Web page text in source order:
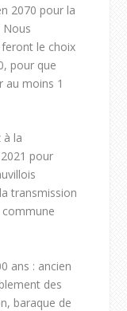
2070 pour la
Nous
feront le choix
pour que
au moins 1
à la
pour
transmission
ans : ancien
des
baraque de